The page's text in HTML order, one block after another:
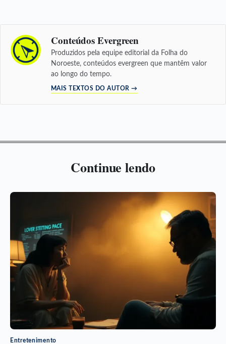
Conteúdos Evergreen
Produzidos pela equipe editorial da Folha do
Noroeste, conteúdos evergreen que mantêm valor
ao longo do tempo.
MAIS TEXTOS DO AUTOR →
Continue lendo
Entretenimento